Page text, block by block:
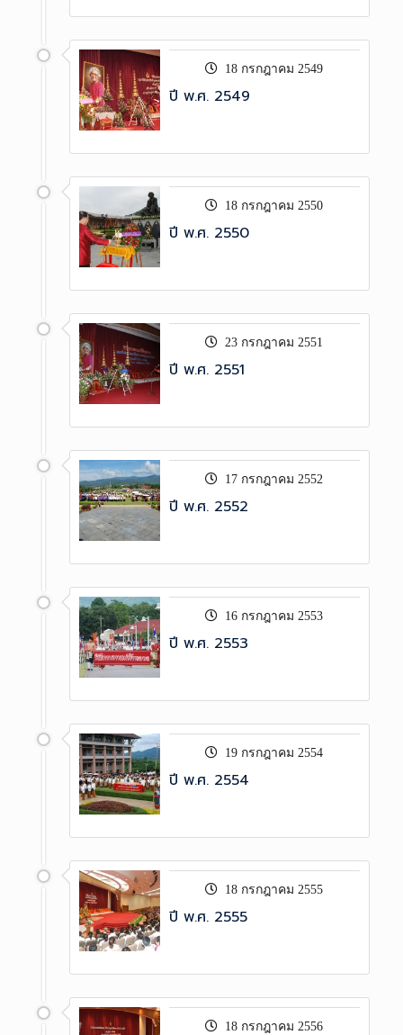
18 กรกฎาคม 2549
ปี พ.ศ. 2549
18 กรกฎาคม 2550
ปี พ.ศ. 2550
23 กรกฎาคม 2551
ปี พ.ศ. 2551
17 กรกฎาคม 2552
ปี พ.ศ. 2552
16 กรกฎาคม 2553
ปี พ.ศ. 2553
19 กรกฎาคม 2554
ปี พ.ศ. 2554
18 กรกฎาคม 2555
ปี พ.ศ. 2555
18 กรกฎาคม 2556